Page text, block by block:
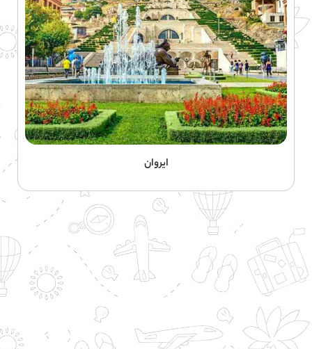
ایروان